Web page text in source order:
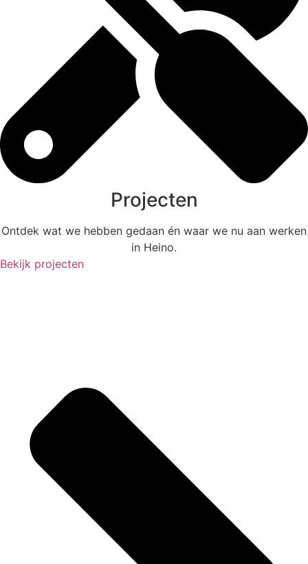
Projecten
Ontdek wat we hebben gedaan én waar we nu aan werken
in Heino.
Bekijk projecten